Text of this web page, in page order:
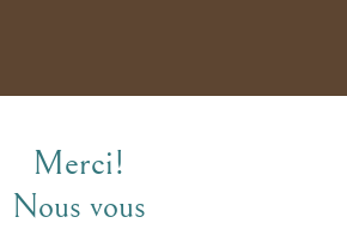
Merci!
Nous vous